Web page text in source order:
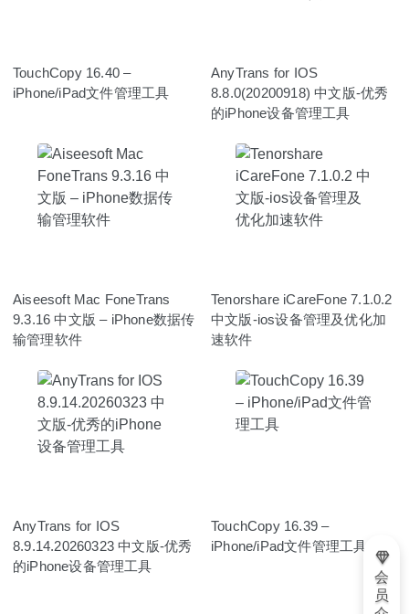
TouchCopy 16.40 –
iPhone/iPad文件管理工具
AnyTrans for IOS
8.8.0(20200918) 中文版-优秀
的iPhone设备管理工具
Aiseesoft Mac FoneTrans
9.3.16 中文版 – iPhone数据传
输管理软件
Tenorshare iCareFone 7.1.0.2
中文版-ios设备管理及优化加
速软件
AnyTrans for IOS
8.9.14.20260323 中文版-优秀
的iPhone设备管理工具
TouchCopy 16.39 –
iPhone/iPad文件管理工具
会
员